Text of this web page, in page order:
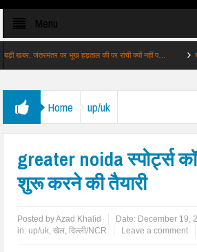
Menu
जंतरमंतर पर भूख हड़ताल की पर रांची क्यों नहीं प… बड़ी
Home up/uk
greater noida स्पोर्ट्स
शुरू करने की तैयारी
Posted byAzad Khalid Date: December 19,
in: up/uk,खेल,दिल्ली/NCR Leave a comment